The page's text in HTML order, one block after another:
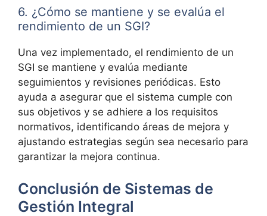
6. ¿Cómo se mantiene y se evalúa el
rendimiento de un SGI?
Una vez implementado, el rendimiento de un
SGI se mantiene y evalúa mediante
seguimientos y revisiones periódicas. Esto
ayuda a asegurar que el sistema cumple con
sus objetivos y se adhiere a los requisitos
normativos, identificando áreas de mejora y
ajustando estrategias según sea necesario para
garantizar la mejora continua.
Conclusión de Sistemas de
Gestión Integral